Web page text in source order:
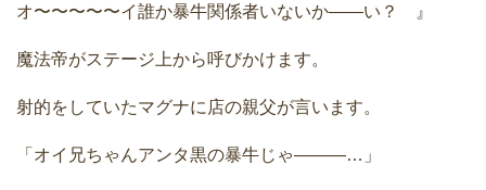
オ〜〜〜〜〜イ誰か暴牛関係者いないか——い？ 』
魔法帝がステージ上から呼びかけます。
射的をしていたマグナに店の親父が言います。
「オイ兄ちゃんアンタ黒の暴牛じゃ———…」